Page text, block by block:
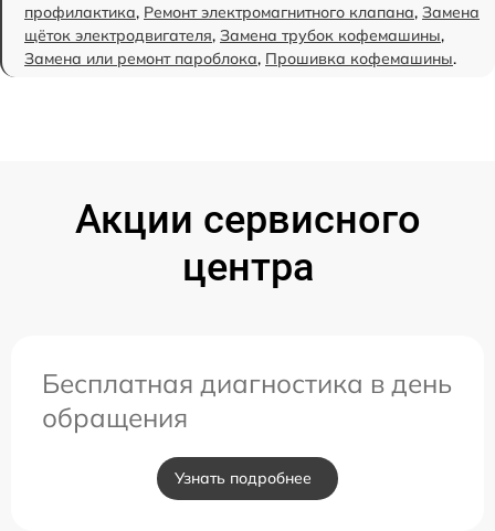
профилактика, Ремонт электромагнитного клапана, Замена
щёток электродвигателя, Замена трубок кофемашины,
Замена или ремонт пароблока, Прошивка кофемашины.
Акции сервисного
центра
Бесплатная диагностика в день
обращения
Узнать подробнее